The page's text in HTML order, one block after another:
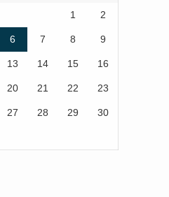
1 2
6 7 8 9
13 14 15 16
20 21 22 23
27 28 29 30